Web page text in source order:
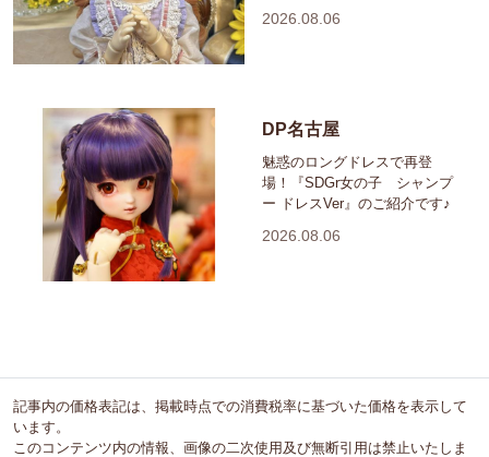
2026.08.06
DP名古屋
魅惑のロングドレスで再登
場！『SDGr女の子 シャンプ
ー ドレスVer』のご紹介です♪
2026.08.06
記事内の価格表記は、掲載時点での消費税率に基づいた価格を表示して
います。
このコンテンツ内の情報、画像の二次使用及び無断引用は禁止いたしま